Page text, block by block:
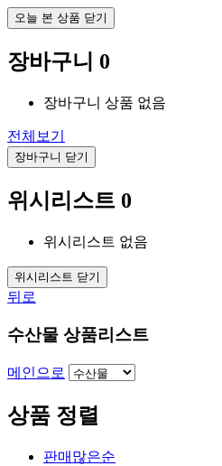
오늘 본 상품 닫기
장바구니 0
장바구니 상품 없음
전체보기
장바구니 닫기
위시리스트 0
위시리스트 없음
위시리스트 닫기
뒤로
수산물 상품리스트
메인으로
상품 정렬
판매많은순